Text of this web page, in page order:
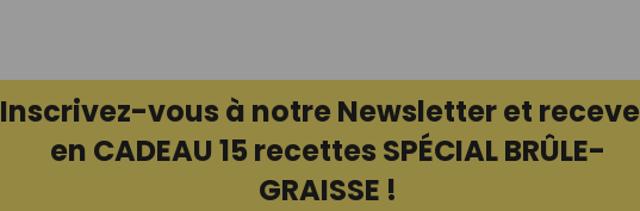
Inscrivez-vous à notre Newsletter et
en CADEAU 15 recettes SPÉCIAL BRÛLE-
GRAISSE !